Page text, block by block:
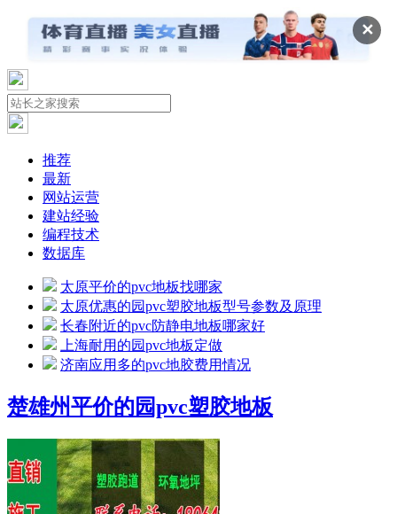
✕
推荐
最新
网站运营
建站经验
编程技术
数据库
太原平价的pvc地板找哪家
太原优惠的园pvc塑胶地板型号参数及原理
长春附近的pvc防静电地板哪家好
上海耐用的园pvc地板定做
济南应用多的pvc地胶费用情况
楚雄州平价的园pvc塑胶地板